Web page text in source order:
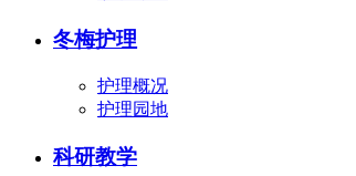
冬梅护理
护理概况
护理园地
科研教学